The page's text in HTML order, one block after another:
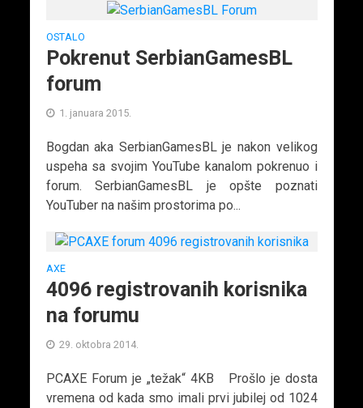
OSTALO
Pokrenut SerbianGamesBL
forum
1. januara 2015.
Bogdan aka SerbianGamesBL je nakon velikog
uspeha sa svojim YouTube kanalom pokrenuo i
forum. SerbianGamesBL je opšte poznati
YouTuber na našim prostorima po...
AXE
4096 registrovanih korisnika
na forumu
29. oktobra 2014.
PCAXE Forum je „težak“ 4KB Prošlo je dosta
vremena od kada smo imali prvi jubilej od 1024